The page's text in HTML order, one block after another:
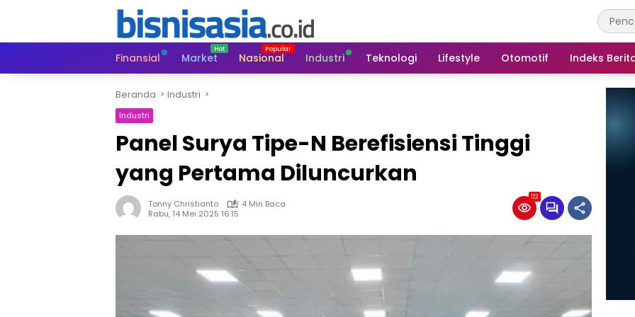
Finansial
Market Nasional Industri Teknologi Lifestyle Otomotif Indeks
Beranda Industri
Industri
Panel Surya Tipe-N Berefisiensi Tinggi
yang Pertama Diluncurkan
Tonny Christianto
4 Min Baca
Rabu, 14 Mei 2025 16:15
112